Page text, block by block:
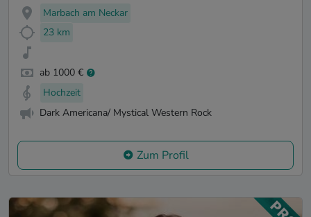
Marbach am Neckar
23 km
ab 1000 €
Hochzeit
Dark Americana/ Mystical Western Rock
Zum Profil